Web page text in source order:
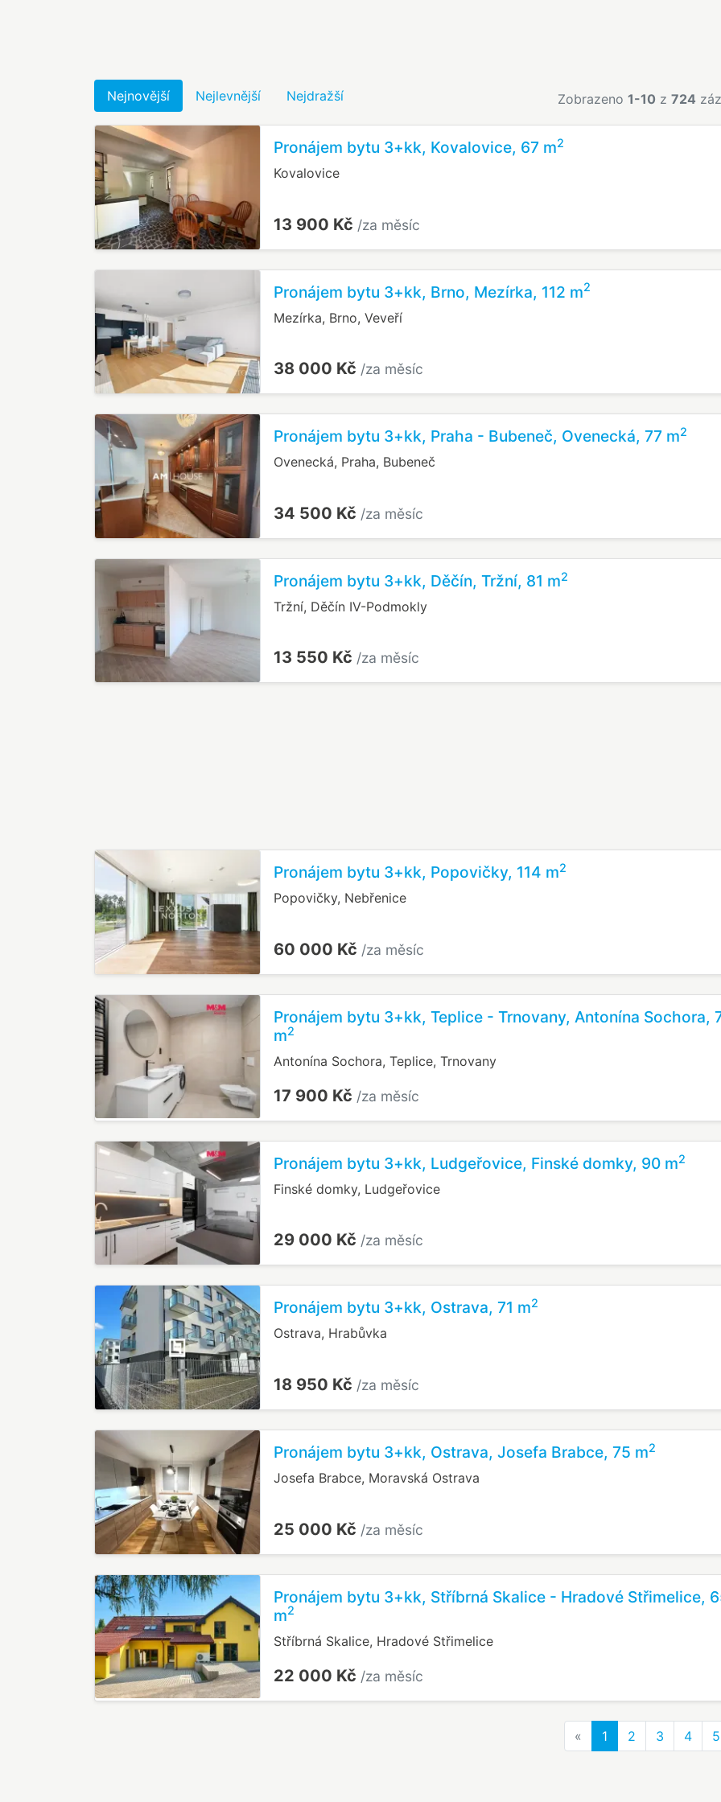
Nejnovější Nejlevnější Nejdražší Zobrazeno 1-10 z 724
Pronájem bytu 3+kk, Kovalovice, 67 m2
Kovalovice
13 900 Kč /za měsíc
Pronájem bytu 3+kk, Brno, Mezírka, 112 m2
Mezírka, Brno, Veveří
38 000 Kč /za měsíc
Pronájem bytu 3+kk, Praha - Bubeneč, Ovenecká, 77 m2
Ovenecká, Praha, Bubeneč
34 500 Kč /za měsíc
Pronájem bytu 3+kk, Děčín, Tržní, 81 m2
Tržní, Děčín IV-Podmokly
13 550 Kč /za měsíc
Pronájem bytu 3+kk, Popovičky, 114 m2
Popovičky, Nebřenice
60 000 Kč /za měsíc
Pronájem bytu 3+kk, Teplice - Trnovany, Antonína Sochora,
m2
Antonína Sochora, Teplice, Trnovany
17 900 Kč /za měsíc
Pronájem bytu 3+kk, Ludgeřovice, Finské domky, 90 m2
Finské domky, Ludgeřovice
29 000 Kč /za měsíc
Pronájem bytu 3+kk, Ostrava, 71 m2
Ostrava, Hrabůvka
18 950 Kč /za měsíc
Pronájem bytu 3+kk, Ostrava, Josefa Brabce, 75 m2
Josefa Brabce, Moravská Ostrava
25 000 Kč /za měsíc
Pronájem bytu 3+kk, Stříbrná Skalice - Hradové Střimelice,
m2
Stříbrná Skalice, Hradové Střimelice
22 000 Kč /za měsíc
« Previous
1 2 3 4 5